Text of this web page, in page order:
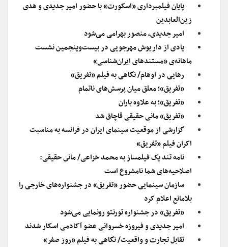
پایان فیلمبرداری «اسکورت» با حضور امیر جدیدی و هدی
زین‌العابدین
امیر جدیدی، منصور بهرامی می‌شود
یادی از داریوش مهرجویی در بیست‌وپنجمین نشست
ماهانه‌ی «مستندهای ایران‌شناسی»
رهایی در اوهام/ نگاهی به فیلم «تفریق»
«تفریق»؛ معلق میان پرسش‌های ناتمام
«تفریق»؛ به علاوه باران
«تفریق» مانی حقیقی قاچاق شد
گزارشی از موقعیت سینمای ایران در فرانسه به مناسبت
اکران فیلم «تفریق»
نامه تند یک فیلمساز به محمد خزاعی/ مانى حقیقی:
اصلاحیه‌های شما نامشروع است
سازمان سینمایی حضور «تفریق» در جشنواره‌های خارجی را
بلامانع اعلام کرد
«تفریق» در جشنواره تورنتو رونمایی می‌شود
امیر جدیدی و فیروزه خسروانی عضو آکادمی اسکار شدند
تقابل تجارت و واقعیت/ نگاهی به فیلم «روز صفر»